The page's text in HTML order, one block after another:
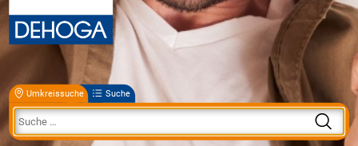
Umkreissuche Suche